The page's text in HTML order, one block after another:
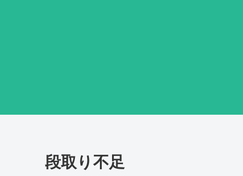
段取り不足